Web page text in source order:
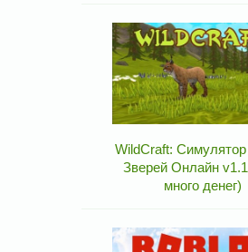
WildCraft:
Зверей Онлайн
много денег)